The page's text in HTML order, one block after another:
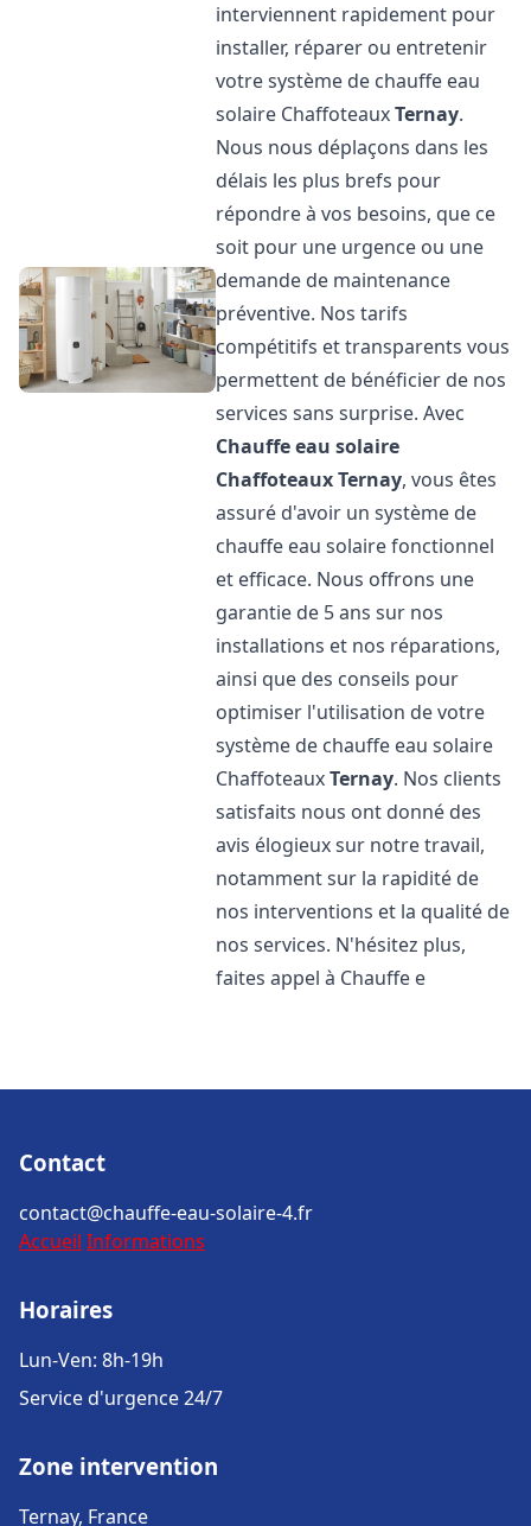
interviennent rapidement pour
installer, réparer ou entretenir
votre système de chauffe eau
solaire ChaffoteauxTernay.
Nous nous déplaçons dans les
délais les plus brefs pour
répondre à vos besoins, que ce
soit pour une urgence ou une
demande de maintenance
préventive. Nos tarifs
compétitifs et transparents vous
permettent de bénéficier de nos
services sans surprise. Avec
Chauffe eau solaire
ChaffoteauxTernay, vous êtes
assuré d'avoir un système de
chauffe eau solaire fonctionnel
et efficace. Nous offrons une
garantie de 5 ans sur nos
installations et nos réparations,
ainsi que des conseils pour
optimiser l'utilisation de votre
système de chauffe eau solaire
ChaffoteauxTernay. Nos clients
satisfaits nous ont donné des
avis élogieux sur notre travail,
notamment sur la rapidité de
nos interventions et la qualité de
nos services. N'hésitez plus,
faites appel à Chauffe e
Contact
contact@chauffe-eau-solaire-4.fr
Accueil Informations
Horaires
Lun-Ven: 8h-19h
Service d'urgence 24/7
Zone intervention
Ternay, France